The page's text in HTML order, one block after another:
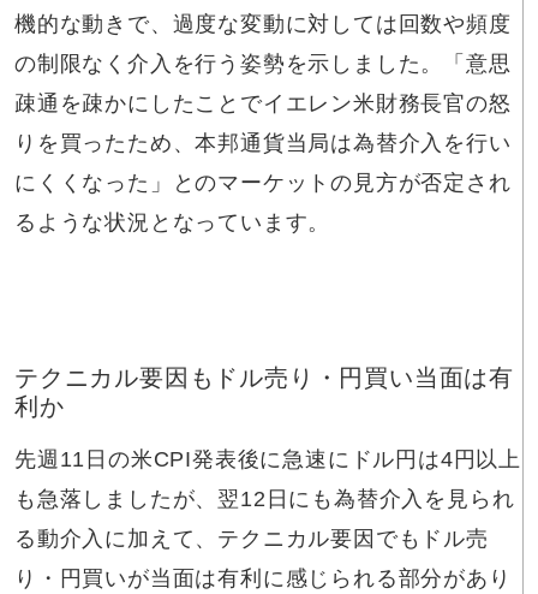
機的な動きで、過度な変動に対しては回数や頻度
の制限なく介入を行う姿勢を示しました。「意思
疎通を疎かにしたことでイエレン米財務長官の怒
りを買ったため、本邦通貨当局は為替介入を行い
にくくなった」とのマーケットの見方が否定され
るような状況となっています。
テクニカル要因もドル売り・円買い当面は有
利か
先週11日の米CPI発表後に急速にドル円は4円以上
も急落しましたが、翌12日にも為替介入を見られ
る動介入に加えて、テクニカル要因でもドル売
り・円買いが当面は有利に感じられる部分があり